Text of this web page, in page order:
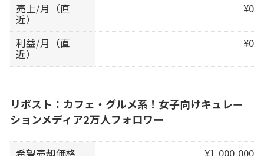
売上/月（直
近）
¥0
利益/月（直
近）
¥0
リポスト：カフェ・グルメ系！女子向けキュレー
ションメディア2万人フォロワー
希望売却価格 ¥1,000,000